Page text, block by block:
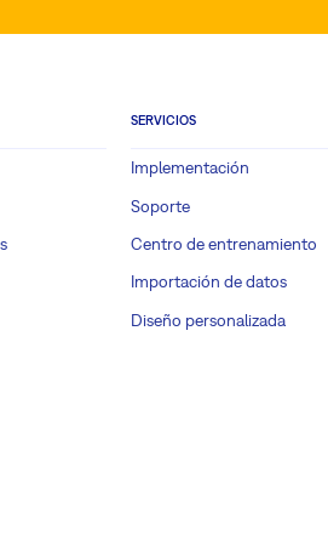
SERVICIOS
Implementación
Soporte
Centro de entrenamiento
Importación de datos
Diseño personalizada